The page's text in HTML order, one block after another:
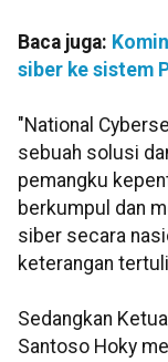
Baca juga:
siber ke sistem
"National
sebuah solusi
pemangku
berkumpul dan
siber secara
keterangan
Sedangkan
Santoso Hoky